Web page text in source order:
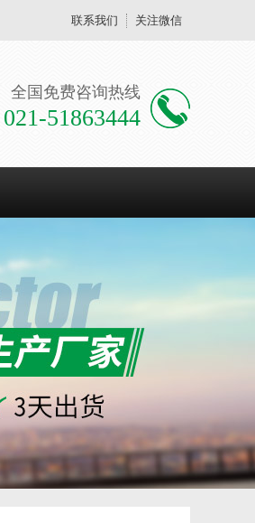
联系我们 关注微信
全国免费咨询热线
021-51863444